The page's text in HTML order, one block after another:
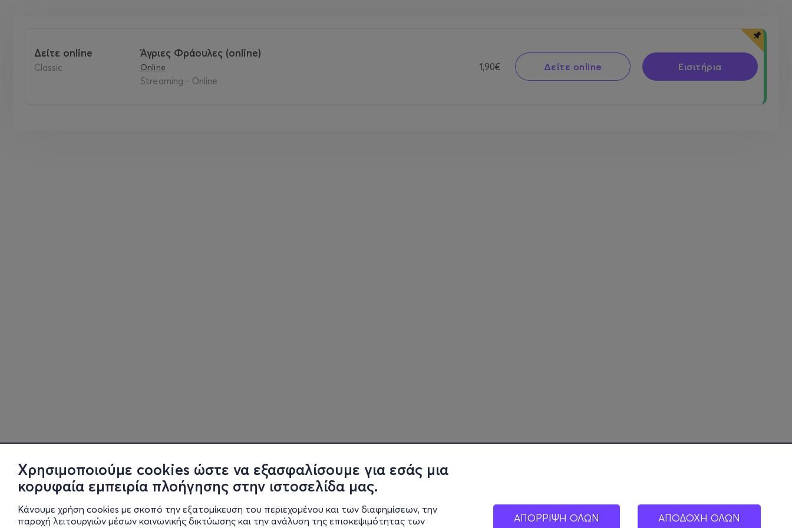
Χρησιμοποιούμε cookies ώστε να εξασφαλίσουμε για εσάς μια
κορυφαία εμπειρία πλοήγησης στην ιστοσελίδα μας.
Κάνουμε χρήση cookies με σκοπό την εξατομίκευση του περιεχομένου και των διαφημίσεων, την
παροχή λειτουργιών μέσων κοινωνικής δικτύωσης και την ανάλυση της επισκεψιμότητας των
ΑΠΟΡΡΙΨΗ ΟΛΩΝ ΑΠΟΔΟΧΗ ΟΛΩΝ
δείτε online
classic
Άγριες Φράουλες (online)
Online
Streaming - Online
1,90€ Δείτε online Εισιτήρια